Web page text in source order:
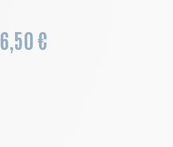
6,50 €